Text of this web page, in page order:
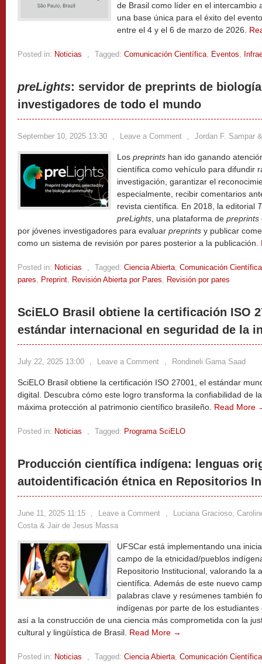
de Brasil como líder en el intercambio
una base única para el éxito del
entre el 4 y el 6 de marzo de 2026.
Posted in: Noticias , Tagged: Comunicación Científica, Eventos,
preLights: servidor de preprints de
investigadores de todo el mundo
September 10, 2025 13:30 , Leave a Comment , Jordan F. Sampar
Los preprints han ido ganando
científica como vehículo para difundir
investigación, garantizar el
especialmente, recibir comentarios
revista científica. En 2018, la editorial
preLights , una plataforma de preprints
por jóvenes investigadores para evaluar preprints y publicar
como un sistema de revisión por pares posterior a la publicación.
Posted in: Noticias , Tagged: Ciencia Abierta, Comunicación Científica
pares, Preprint, Revisión Abierta por Pares, Revisión por pares
SciELO Brasil obtiene la certificación ISO
estándar internacional en seguridad de la
July 22, 2025 13:00 , Leave a Comment , Rondineli Gama Saad
SciELO Brasil obtiene la certificación ISO 27001, el estándar
digital. Descubra cómo este logro transforma la confiabilidad de
máxima protección al patrimonio científico brasileño. Read More
Posted in: Noticias , Tagged: Programa SciELO
Producción científica indígena: lenguas
autoidentificación étnica en Repositorios
June 11, 2025 11:15 , Leave a Comment ,
Luciana Gracioso,
Costa & Jair de Jesus Massa
UFSCar está implementando una
campo de la etnicidad/pueblos
Repositorio Institucional, valorando la
científica. Además de este nuevo
palabras clave y resúmenes también
indígenas por parte de los
así a la construcción de una ciencia más comprometida con la
cultural y lingüística de Brasil. Read More →
Posted in: Noticias , Tagged: Ciencia Abierta, Comunicación Científica